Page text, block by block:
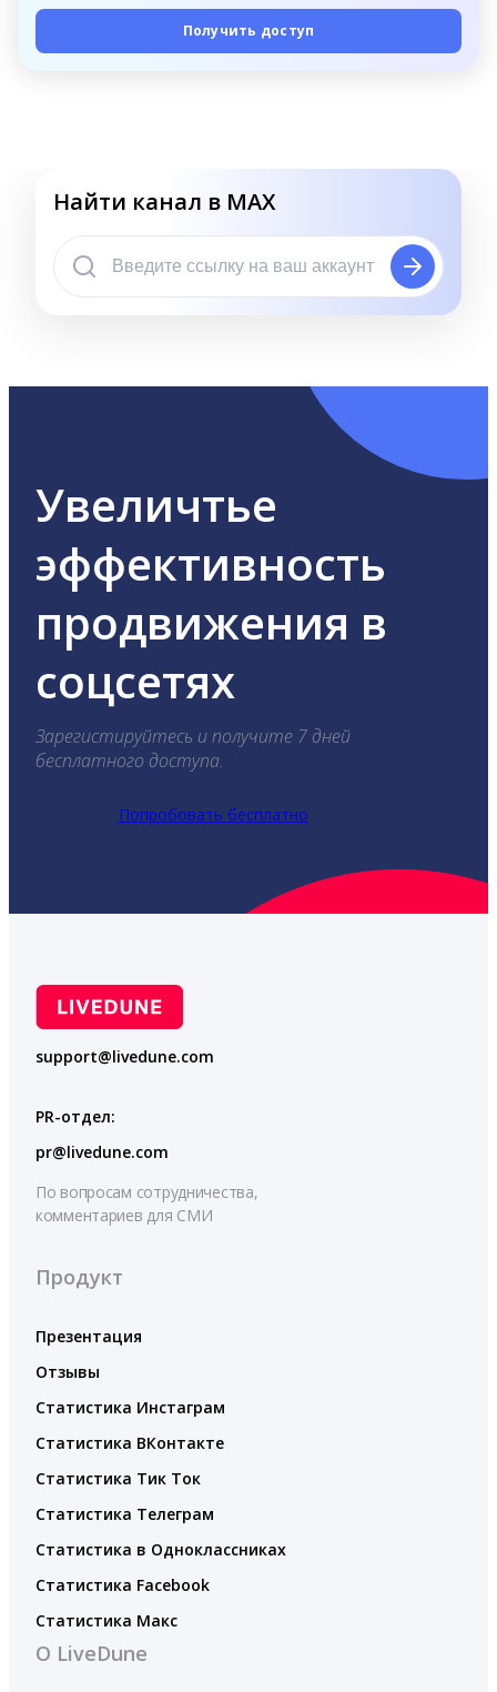
Получить доступ
Найти канал в MAX
Увеличтье
эффективность
продвижения в
соцсетях
Зарегистируйтесь и получите 7 дней
бесплатного доступа.
Попробовать бесплатно
support@livedune.com
PR-отдел:
pr@livedune.com
По вопросам сотрудничества,
комментариев для СМИ
Продукт
Презентация
Отзывы
Статистика Инстаграм
Статистика ВКонтакте
Статистика Тик Ток
Статистика Телеграм
Статистика в Одноклассниках
Статистика Facebook
Статистика Макс
О LiveDune